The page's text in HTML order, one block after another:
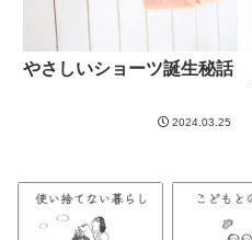
やさしいショーツ誕生秘話
2024.03.25